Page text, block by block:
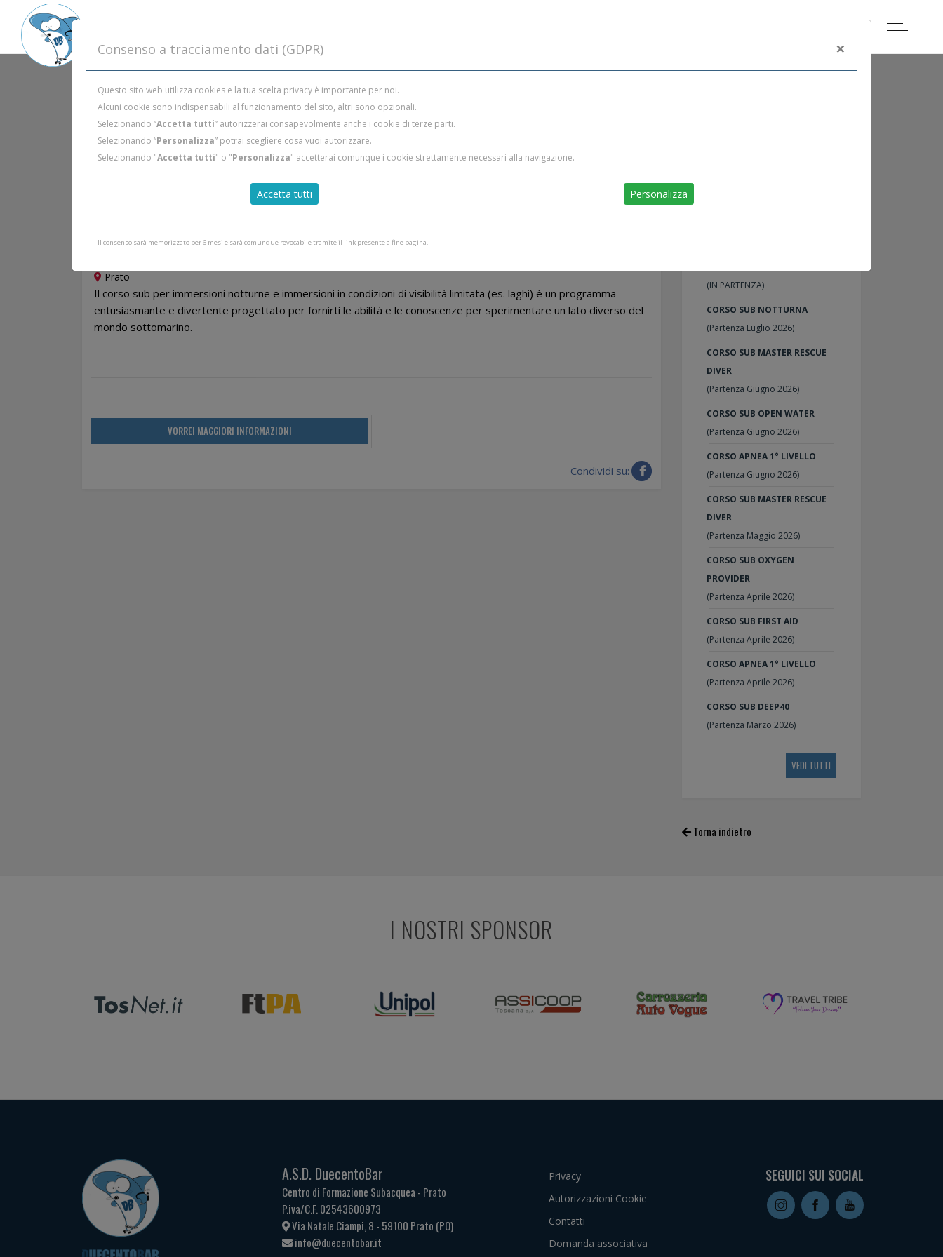
CALENDARIO CORSI
CORSO SUB NOTTURNA
CORSO SUB NOTTURNA
Prato
Il corso sub per immersioni notturne e immersioni in condizioni di visibilità limitata (es. laghi) è un programma
entusiasmante e divertente progettato per fornirti le abilità e le conoscenze per sperimentare un lato diverso del
mondo sottomarino.
VORREI MAGGIORI INFORMAZIONI
Condividi su:
(IN PARTENZA)
CORSO SUB NOTTURNA
(Partenza Luglio 2026)
CORSO SUB MASTER RESCUE
DIVER
(Partenza Giugno 2026)
CORSO SUB OPEN WATER
(Partenza Giugno 2026)
CORSO APNEA 1° LIVELLO
(Partenza Giugno 2026)
CORSO SUB MASTER RESCUE
DIVER
(Partenza Maggio 2026)
CORSO SUB OXYGEN
PROVIDER
(Partenza Aprile 2026)
CORSO SUB FIRST AID
(Partenza Aprile 2026)
CORSO APNEA 1° LIVELLO
(Partenza Aprile 2026)
CORSO SUB DEEP40
(Partenza Marzo 2026)
VEDI TUTTI
Torna indietro
I NOSTRI SPONSOR
A.S.D. DuecentoBar
Centro di Formazione Subacquea - Prato
P.iva/C.F. 02543600973
Via Natale Ciampi, 8 - 59100 Prato (PO)
info@duecentobar.it
Privacy
Autorizzazioni Cookie
Contatti
Domanda associativa
SEGUICI SUI SOCIAL
Consenso a tracciamento dati (GDPR) ×
Questo sito web utilizza cookies e la tua scelta privacy è importante per noi.
Alcuni cookie sono indispensabili al funzionamento del sito, altri sono opzionali.
Selezionando “Accetta tutti” autorizzerai consapevolmente anche i cookie di terze parti.
Selezionando “Personalizza” potrai scegliere cosa vuoi autorizzare.
Selezionando "Accetta tutti" o "Personalizza" accetterai comunque i cookie strettamente necessari alla navigazione.
Accetta tutti Personalizza
Il consenso sarà memorizzato per 6 mesi e sarà comunque revocabile tramite il link presente a fine pagina.